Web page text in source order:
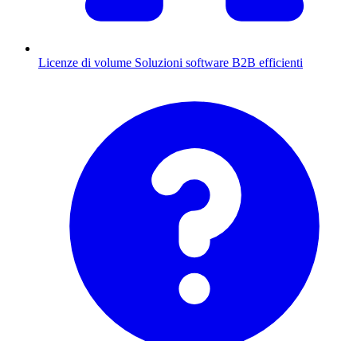
Licenze di volume Soluzioni software B2B efficienti